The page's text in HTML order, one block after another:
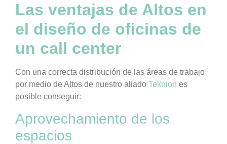
Las ventajas de Altos en
el diseño de oficinas de
un call center
Con una correcta distribución de las áreas de trabajo
por medio de Altos de nuestro aliado Teknion es
posible conseguir:
Aprovechamiento de los
espacios